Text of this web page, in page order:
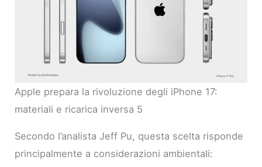
Apple prepara la rivoluzione degli iPhone 17:
materiali e ricarica inversa 5
Secondo l’analista Jeff Pu, questa scelta risponde
principalmente a considerazioni ambientali: